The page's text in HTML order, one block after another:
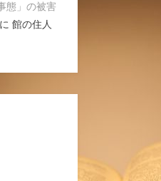
態」の被害
に 館の住人